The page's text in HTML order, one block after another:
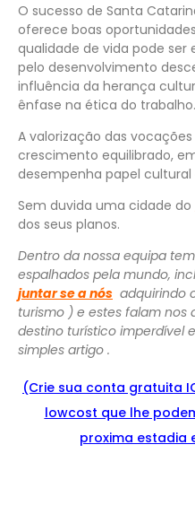
O sucesso de Santa
oferece boas
qualidade de vida pode
pelo desenvolvimento
influência da herança
ênfase na ética do trabalho.
A valorização das
crescimento equilibrado,
desempenha papel
Sem duvida uma cidade do
dos seus planos.
Dentro da nossa equipa
espalhados pela mundo,
juntar se a nós adquirindo
turismo ) e estes falam
destino turístico imperdível
simples artigo .
(Crie sua conta gratuita
lowcost que lhe
proxima estadia